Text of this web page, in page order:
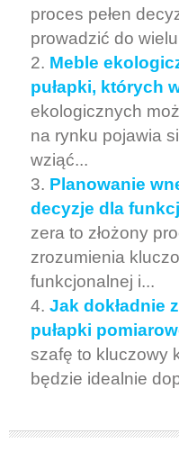
proces pełen
prowadzić do
Meble
pułapki, których
ekologicznych
na rynku pojawia
wziąć...
Planowanie
decyzje dla
zera to złożony
zrozumienia
funkcjonalnej i...
Jak dokładnie
pułapki
szafę to kluczowy
będzie idealnie